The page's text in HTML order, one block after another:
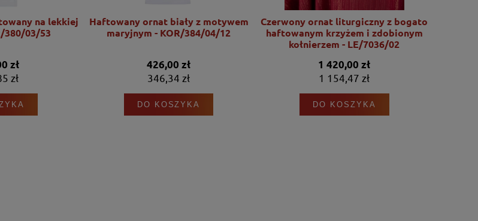
na lekkiej
380/03/53
zł
zł
Haftowany ornat biały z motywem
maryjnym - KOR/384/04/12
426,00 zł
346,34 zł
DO KOSZYKA
Czerwony ornat liturgiczny z bogato
haftowanym krzyżem i zdobionym
kołnierzem - LE/7036/02
1 420,00 zł
1 154,47 zł
DO KOSZYKA